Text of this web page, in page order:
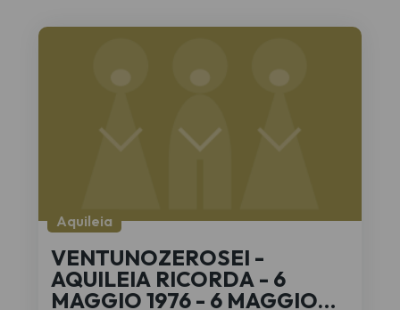
Aquileia
VENTUNOZEROSEI -
AQUILEIA RICORDA - 6
MAGGIO 1976 - 6 MAGGIO